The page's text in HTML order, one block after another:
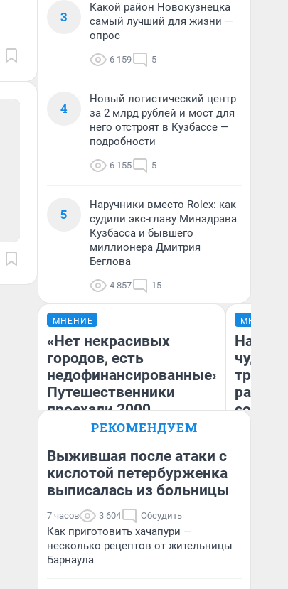
3
Какой район Новокузнецка
самый лучший для жизни —
опрос
6 159 5
4
Новый логистический центр
за 2 млрд рублей и мост для
него отстроят в Кузбассе —
подробности
6 155 5
5
Наручники вместо Rolex: как
судили экс-главу Минздрава
Кузбасса и бывшего
миллионера Дмитрия
Беглова
4 857 15
МНЕНИЕ
«Нет некрасивых
городов, есть
недофинансированные».
Путешественники
проехали 2000
километров по Уралу на
того
Екатерина Литкевич
МНЕНИЕ
чудом
РЕКОМЕНДУЕМ
Выжившая после атаки с
кислотой петербурженка
выписалась из больницы
7 часов 3 604 Обсудить
Как приготовить хачапури —
несколько рецептов от жительницы
Барнаула